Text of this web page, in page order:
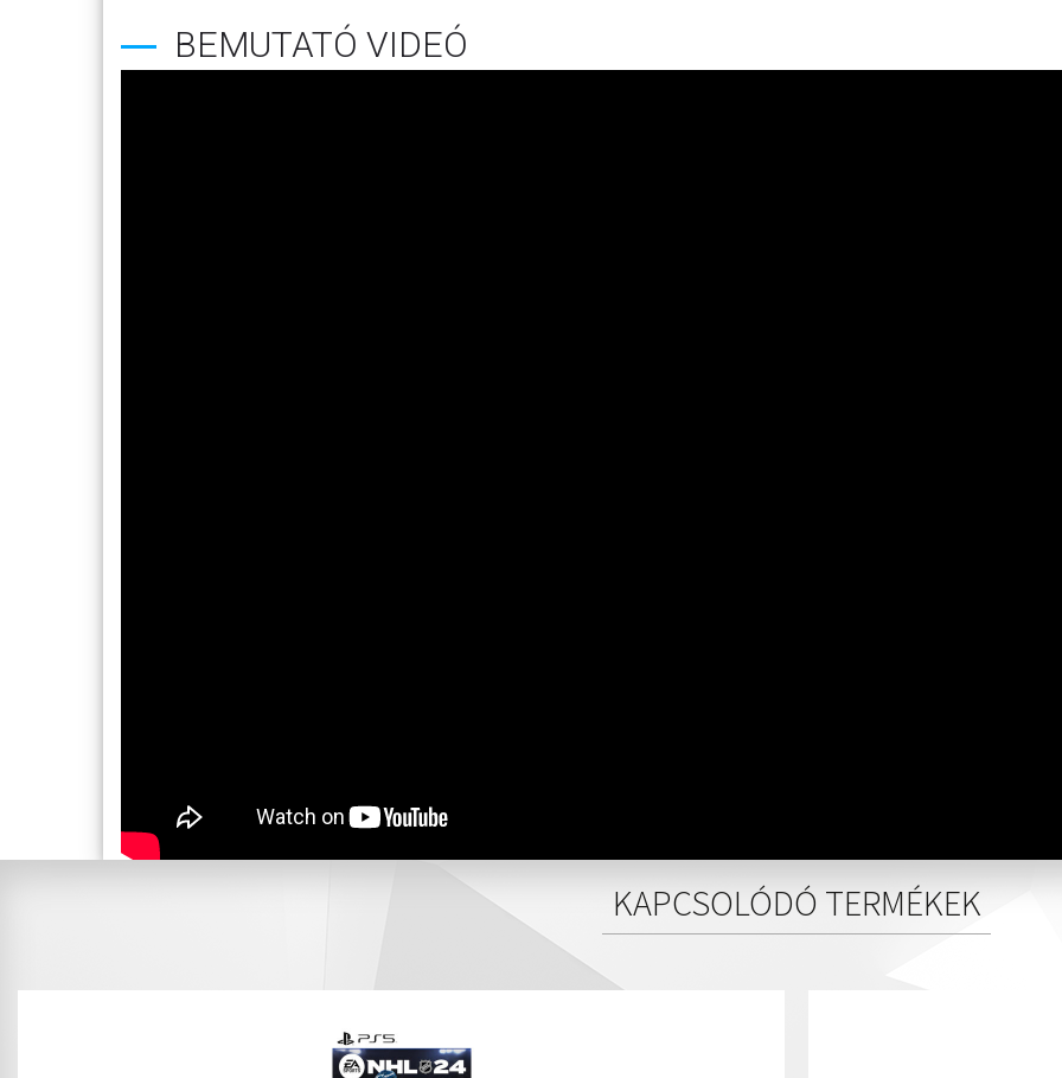
BEMUTATÓ VIDEÓ
KAPCSOLÓDÓ TERMÉKEK